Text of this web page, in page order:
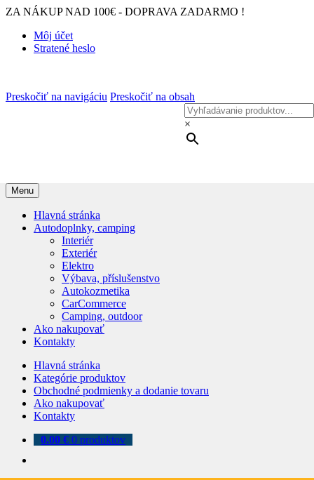
ZA NÁKUP NAD 100€ - DOPRAVA ZADARMO !
Môj účet
Stratené heslo
Preskočiť na navigáciu Preskočiť na obsah
×
Menu
Hlavná stránka
Autodoplnky, camping
Interiér
Exteriér
Elektro
Výbava, příslušenstvo
Autokozmetika
CarCommerce
Camping, outdoor
Ako nakupovať
Kontakty
Hlavná stránka
Kategórie produktov
Obchodné podmienky a dodanie tovaru
Ako nakupovať
Kontakty
0.00 € 0 produktov